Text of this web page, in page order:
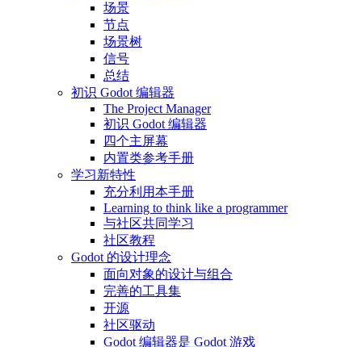
场景
节点
场景树
信号
总结
初识 Godot 编辑器
The Project Manager
初识 Godot 编辑器
四个主屏幕
内置类参考手册
学习新特性
充分利用本手册
Learning to think like a programmer
与社区共同学习
社区教程
Godot 的设计理念
面向对象的设计与组合
完善的工具集
开源
社区驱动
Godot 编辑器是 Godot 游戏